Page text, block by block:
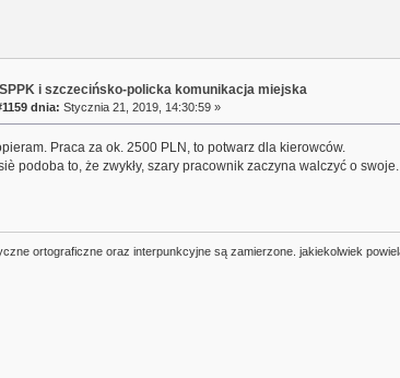
i szczecińsko-policka komunikacja miejska
dnia: Stycznia 21, 2019, 14:30:59 »
Praca za ok. 2500 PLN, to potwarz dla kierowców.
podoba to, że zwykły, szary pracownik zaczyna walczyć o
ortograficzne oraz interpunkcyjne są zamierzone. jakiekolwiek